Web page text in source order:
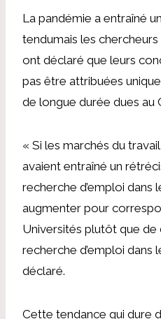
La pandémie a entraîné
tendumais les
ont déclaré que leurs
pas être attribuées
de longue durée dues au
« Si les marchés du
avaient entraîné un
recherche d’emploi dans
augmenter pour
Universités plutôt que de
recherche d’emploi dans
déclaré.
Cette tendance qui dure